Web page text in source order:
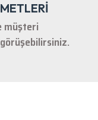
müşteri